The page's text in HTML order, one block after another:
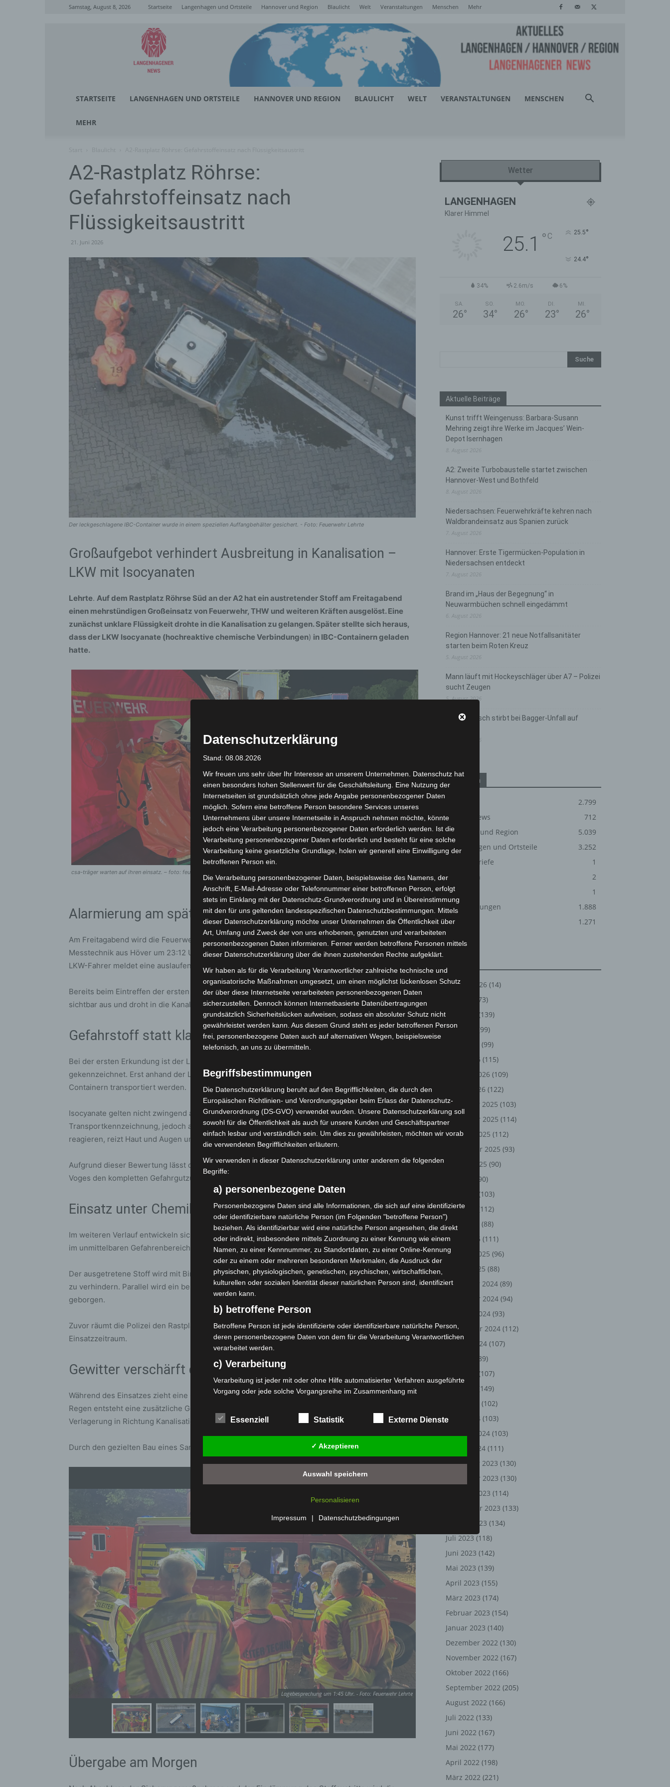
Samstag, August 8, 2026 Startseite Langenhagen und Ortsteile Hannover und Region Blaulicht Welt Veranstaltungen Menschen Mehr
Langenhagener
News
STARTSEITE LANGENHAGEN UND ORTSTEILE HANNOVER UND REGION BLAULICHT WELT VERANSTALTUNGEN MENSCHEN
MEHR
A2-Rastplatz Röhrse:
Gefahrstoffeinsatz nach
Flüssigkeitsaustritt
21. Juni 2026
Der leckgeschlagene IBC-Container wurde in einem speziellen Auffangbehälter gesichert. - Foto: Feuerwehr Lehrte
Großaufgebot verhindert Ausbreitung in Kanalisation –
LKW mit Isocyanaten
Lehrte. Auf dem Rastplatz Röhrse Süd an der A2 hat ein austretender Stoff am Freitagabend
einen mehrstündigen Großeinsatz von Feuerwehr, THW und weiteren Kräften ausgelöst. Eine
zunächst unklare Flüssigkeit drohte in die Kanalisation zu gelangen. Später stellte sich heraus,
dass der LKW Isocyanate (hochreaktive chemische Verbindungen) in IBC-Containern geladen
hatte.
csa-träger warten auf ihren einsatz. – foto: feuerwehr lehrte
Alarmierung am späten Abend
Am Freitagabend wird die Feuerwehr Hämelerwald gemeinsam mit dem Gerätewagen-
Messtechnik aus Höver um 23:12 Uhr zum Rastplatz Röhrse Süd an der Autobahn 2 alarmiert. Ein
LKW-Fahrer meldet eine auslaufende Flüssigkeit an seinem abgestellten Fahrzeug.
Bereits beim Eintreffen der ersten Einsatzkräfte bestätigt sich die Lage. Die Flüssigkeit tritt
sichtbar aus und droht in die Kanalisation zu gelangen.
Gefahrstoff statt klassischem Gefahrgut
Bei der ersten Erkundung ist der LKW nicht mit Gefahrguttafeln oder UN-Nummern
gekennzeichnet. Erst anhand der Ladepapiere wird deutlich, dass Isocyanate in sogenannten IBC-
Containern transportiert werden.
Isocyanate gelten nicht zwingend als klassisches Gefahrgut im Sinne der
Transportkennzeichnung, jedoch als gefährlicher Gefahrstoff. Der Stoff kann mit Wasser
reagieren, reizt Haut und Augen und steht zudem im Verdacht, krebserregend zu sein.
Aufgrund dieser Bewertung lässt der Einsatzleiter gemeinsam mit Stadtbrandmeister Hendrik
Voges den kompletten Gefahrgutzug der Region Hannover Ost nachalarmieren.
Einsatz unter Chemikalienschutz
Im weiteren Verlauf entwickeln sich umfangreiche Sicherungsmaßnahmen. Einsatzkräfte arbeiten
im unmittelbaren Gefahrenbereich ausschließlich unter Chemikalienschutzanzügen.
Der ausgetretene Stoff wird mit Bindemitteln und Sand abgestreut, um eine weitere Ausbreitung
zu verhindern. Parallel wird ein beschädigter IBC-Container mithilfe eines Radladers des THW
geborgen.
Zuvor räumt die Polizei den Rastplatz weitgehend und sperrt die Anlage für den gesamten
Einsatzzeitraum.
Gewitter verschärft die Lage
Während des Einsatzes zieht eine Gewitterfront über die Einsatzstelle. Durch den einsetzenden
Regen entsteht eine zusätzliche Gefahr, da eine Reaktion mit dem ausgetretenen Stoff und eine
Verlagerung in Richtung Kanalisation droht.
Durch den gezielten Bau eines Sanddamms kann dieses Szenario verhindert werden.
1von 6
Lagebesprechung um 1:45 Uhr. - Foto: Feuerwehr Lehrte
Übergabe am Morgen
Wetter
LANGENHAGEN
Klarer Himmel
25.1 ° C 25.5°
24.4°
34% 2.6m/s 6%
SA.
26°
SO.
34°
MO.
26°
DI.
23°
MI.
26°
Aktuelle Beiträge
Kunst trifft Weingenuss: Barbara-Susann
Mehring zeigt ihre Werke im Jacques’ Wein-
Depot Isernhagen
8. August 2026
A2: Zweite Turbobaustelle startet zwischen
Hannover-West und Bothfeld
8. August 2026
Niedersachsen: Feuerwehrkräfte kehren nach
Waldbrandeinsatz aus Spanien zurück
7. August 2026
Hannover: Erste Tigermücken-Population in
Niedersachsen entdeckt
7. August 2026
Brand im „Haus der Begegnung“ in
Neuwarmbüchen schnell eingedämmt
6. August 2026
Region Hannover: 21 neue Notfallsanitäter
starten beim Roten Kreuz
5. August 2026
Mann läuft mit Hockeyschläger über A7 – Polizei
sucht Zeugen
5. August 2026
Celle: Mensch stirbt bei Bagger-Unfall auf
Kategorien
2.799
Corona-News
712
Hannover und Region
5.039
Langenhagen und Ortsteile
3.252
Leserbriefe
1
Menschen
2
Über uns
1
Veranstaltungen
1.888
Welt
1.271
August 2026 (14)
(73)
(139)
Mai 2026
(99)
(99)
März 2026 (115)
Februar 2026 (109)
Januar 2026 (122)
Dezember 2025 (103)
November 2025 (114)
Oktober 2025 (112)
September 2025 (93)
August 2025 (90)
(90)
(103)
Mai 2025
(112)
April 2025
(88)
März 2025 (111)
Februar 2025 (96)
Januar 2025 (88)
Dezember 2024 (89)
November 2024 (94)
Oktober 2024 (93)
September 2024 (112)
August 2024 (107)
(89)
(107)
(149)
(102)
März 2024 (103)
Februar 2024 (103)
Januar 2024 (111)
Dezember 2023 (130)
November 2023 (130)
Oktober 2023 (114)
September 2023 (133)
August 2023 (134)
Juli 2023 (118)
Juni 2023 (142)
Mai 2023 (139)
April 2023 (155)
März 2023 (174)
Februar 2023 (154)
Januar 2023 (140)
Dezember 2022 (130)
November 2022 (167)
Oktober 2022 (166)
September 2022 (205)
August 2022 (166)
Juli 2022 (133)
Juni 2022 (167)
Mai 2022 (177)
April 2022 (198)
März 2022 (221)
Datenschutzerklärung
Stand: 08.08.2026
Wir freuen uns sehr über Ihr Interesse an unserem Unternehmen. Datenschutz hat
einen besonders hohen Stellenwert für die Geschäftsleitung. Eine Nutzung der
Internetseiten ist grundsätzlich ohne jede Angabe personenbezogener Daten
möglich. Sofern eine betroffene Person besondere Services unseres
Unternehmens über unsere Internetseite in Anspruch nehmen möchte, könnte
jedoch eine Verarbeitung personenbezogener Daten erforderlich werden. Ist die
Verarbeitung personenbezogener Daten erforderlich und besteht für eine solche
Verarbeitung keine gesetzliche Grundlage, holen wir generell eine Einwilligung der
betroffenen Person ein.
Die Verarbeitung personenbezogener Daten, beispielsweise des Namens, der
Anschrift, E-Mail-Adresse oder Telefonnummer einer betroffenen Person, erfolgt
stets im Einklang mit der Datenschutz-Grundverordnung und in Übereinstimmung
mit den für uns geltenden landesspezifischen Datenschutzbestimmungen. Mittels
dieser Datenschutzerklärung möchte unser Unternehmen die Öffentlichkeit über
Art, Umfang und Zweck der von uns erhobenen, genutzten und verarbeiteten
personenbezogenen Daten informieren. Ferner werden betroffene Personen mittels
dieser Datenschutzerklärung über die ihnen zustehenden Rechte aufgeklärt.
Wir haben als für die Verarbeitung Verantwortlicher zahlreiche technische und
organisatorische Maßnahmen umgesetzt, um einen möglichst lückenlosen Schutz
der über diese Internetseite verarbeiteten personenbezogenen Daten
sicherzustellen. Dennoch können Internetbasierte Datenübertragungen
grundsätzlich Sicherheitslücken aufweisen, sodass ein absoluter Schutz nicht
gewährleistet werden kann. Aus diesem Grund steht es jeder betroffenen Person
frei, personenbezogene Daten auch auf alternativen Wegen, beispielsweise
telefonisch, an uns zu übermitteln.
Begriffsbestimmungen
Die Datenschutzerklärung beruht auf den Begrifflichkeiten, die durch den
Europäischen Richtlinien- und Verordnungsgeber beim Erlass der Datenschutz-
Grundverordnung (DS-GVO) verwendet wurden. Unsere Datenschutzerklärung soll
sowohl für die Öffentlichkeit als auch für unsere Kunden und Geschäftspartner
einfach lesbar und verständlich sein. Um dies zu gewährleisten, möchten wir vorab
die verwendeten Begrifflichkeiten erläutern.
Wir verwenden in dieser Datenschutzerklärung unter anderem die folgenden
Begriffe:
a) personenbezogene Daten
Personenbezogene Daten sind alle Informationen, die sich auf eine identifizierte
oder identifizierbare natürliche Person (im Folgenden "betroffene Person")
beziehen. Als identifizierbar wird eine natürliche Person angesehen, die direkt
oder indirekt, insbesondere mittels Zuordnung zu einer Kennung wie einem
Namen, zu einer Kennnummer, zu Standortdaten, zu einer Online-Kennung
oder zu einem oder mehreren besonderen Merkmalen, die Ausdruck der
physischen, physiologischen, genetischen, psychischen, wirtschaftlichen,
kulturellen oder sozialen Identität dieser natürlichen Person sind, identifiziert
werden kann.
b) betroffene Person
Betroffene Person ist jede identifizierte oder identifizierbare natürliche Person,
deren personenbezogene Daten von dem für die Verarbeitung Verantwortlichen
verarbeitet werden.
c) Verarbeitung
Verarbeitung ist jeder mit oder ohne Hilfe automatisierter Verfahren ausgeführte
Vorgang oder jede solche Vorgangsreihe im Zusammenhang mit
das Ordnen, die Speicherung, die Anpassung oder Veränderung, das Auslesen,
das Abfragen, die Verwendung, die Offenlegung durch Übermittlung, Verbreitung
oder eine andere Form der Bereitstellung, den Abgleich oder die Verknüpfung,
die Einschränkung, das Löschen oder die Vernichtung.
d) Einschränkung der Verarbeitung
Einschränkung der Verarbeitung ist die Markierung gespeicherter
Profiling ist jede Art der automatisierten Verarbeitung personenbezogener
Daten, die darin besteht, dass diese personenbezogenen Daten verwendet
werden, um bestimmte persönliche Aspekte, die sich auf eine natürliche Person
beziehen, zu bewerten, insbesondere, um Aspekte bezüglich Arbeitsleistung,
wirtschaftlicher Lage, Gesundheit, persönlicher Vorlieben, Interessen,
Zuverlässigkeit, Verhalten, Aufenthaltsort oder Ortswechsel dieser natürlichen
Person zu analysieren oder vorherzusagen.
f) Pseudonymisierung
Pseudonymisierung ist die Verarbeitung personenbezogener Daten in einer
Weise, auf welche die personenbezogenen Daten ohne Hinzuziehung
zusätzlicher Informationen nicht mehr einer spezifischen betroffenen Person
zugeordnet werden können, sofern diese zusätzlichen Informationen gesondert
aufbewahrt werden und technischen und organisatorischen Maßnahmen
unterliegen, die gewährleisten, dass die personenbezogenen Daten nicht einer
identifizierten oder identifizierbaren natürlichen Person zugewiesen werden.
g) Verantwortlicher oder für die Verarbeitung
Verantwortlicher
Verantwortlicher oder für die Verarbeitung Verantwortlicher ist die natürliche
oder juristische Person, Behörde, Einrichtung oder andere Stelle, die allein oder
personenbezogenen Daten entscheidet. Sind die Zwecke und Mittel dieser
Verarbeitung durch das Unionsrecht oder das Recht der Mitgliedstaaten
Essenziell Statistik Externe Dienste
✓ Akzeptieren
Auswahl speichern
Personalisieren
Impressum | Datenschutzbedingungen